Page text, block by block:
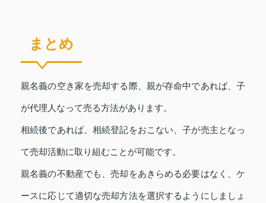
まとめ
親名義の空き家を売却する際、親が存命中であれば、子
が代理人なって売る方法があります。
相続後であれば、相続登記をおこない、子が売主となっ
て売却活動に取り組むことが可能です。
親名義の不動産でも、売却をあきらめる必要はなく、ケ
ースに応じて適切な売却方法を選択するようにしましょ